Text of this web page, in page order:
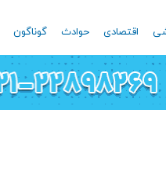
اقتصادی حوادث گوناگون